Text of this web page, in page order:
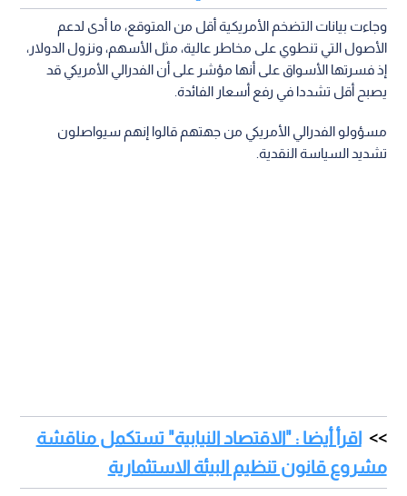
وجاءت بيانات التضخم الأمريكية أقل من المتوقع، ما أدى لدعم
الأصول التي تنطوي على مخاطر عالية، مثل الأسهم، ونزول الدولار،
إذ فسرتها الأسواق على أنها مؤشر على أن الفدرالي الأمريكي قد
يصبح أقل تشددا في رفع أسعار الفائدة.
مسؤولو الفدرالي الأمريكي من جهتهم قالوا إنهم سيواصلون
تشديد السياسة النقدية.
اقرأ أيضا : "الاقتصاد النيابية" تستكمل مناقشة
مشروع قانون تنظيم البيئة الاستثمارية